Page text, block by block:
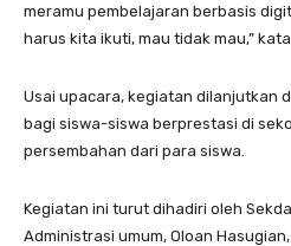
meramu pembelajaran berbasis
harus kita ikuti, mau tidak mau,”
Usai upacara, kegiatan dilanjutkan
bagi siswa-siswa berprestasi di
persembahan dari para siswa.
Kegiatan ini turut dihadiri oleh
Administrasi umum, Oloan